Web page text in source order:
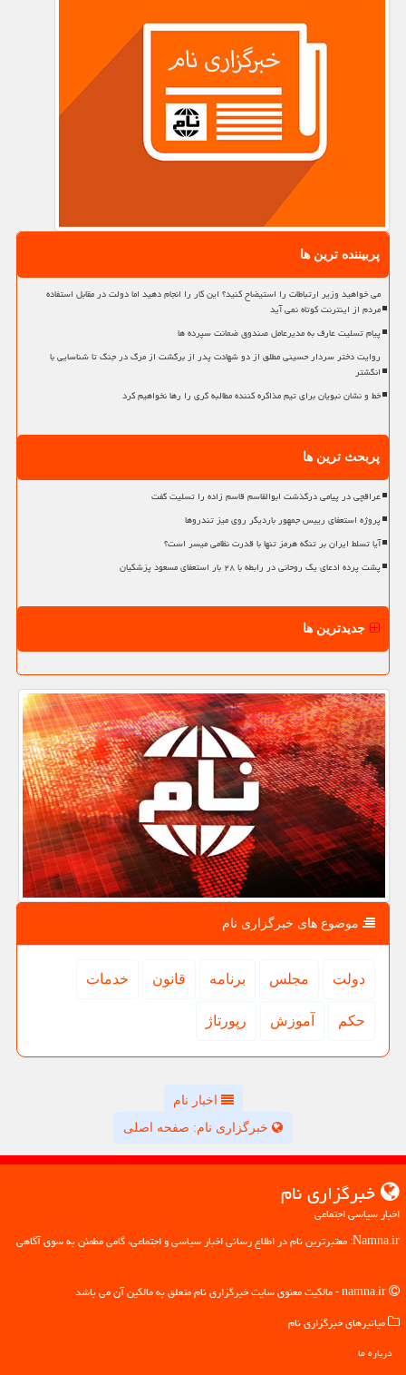
پربیننده ترین ها
می خواهید وزیر ارتباطات را استیضاح کنید؟ این کار را انجام دهید اما دولت در مقابل استفاده
مردم از اینترنت کوتاه نمی آید
پیام تسلیت عارف به مدیرعامل صندوق ضمانت سپرده ها
روایت دختر سردار حسینی مطلق از دو شهادت پدر از برگشت از مرگ در جنگ تا شناسایی با
انگشتر
خط و نشان نبویان برای تیم مذاکره کننده مطالبه گری را رها نخواهیم کرد
پربحث ترین ها
عراقچی در پیامی درگذشت ابوالقاسم قاسم زاده را تسلیت گفت
پروژه استعفای رییس جمهور باردیگر روی میز تندروها
آیا تسلط ایران بر تنگه هرمز تنها با قدرت نظامی میسر است؟
پشت پرده ادعای یک روحانی در رابطه با ۲۸ بار استعفای مسعود پزشکیان
جدیدترین ها
موضوع های خبرگزاری نام
دولت مجلس برنامه قانون خدمات
حكم آموزش رپورتاژ
اخبار نام
خبرگزاری نام: صفحه اصلی
خبرگزاری نام
اخبار سیاسی اجتماعی
Namna.ir: معتبرترین نام در اطلاع رسانی اخبار سیاسی و اجتماعی، گامی مطمئن به سوی آگاهی
میانبرهای خبرگزاری نام
درباره ما